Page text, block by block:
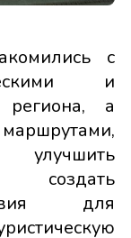
с
и
региона, а
для